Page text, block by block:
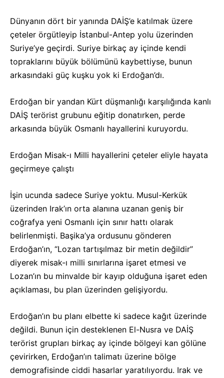
Dünyanın dört bir yanında DAİŞ’e katılmak üzere
çeteler örgütleyip İstanbul-Antep yolu üzerinden
Suriye’ye geçirdi. Suriye birkaç ay içinde kendi
topraklarını büyük bölümünü kaybettiyse, bunun
arkasındaki güç kuşku yok ki Erdoğan’dı.
Erdoğan bir yandan Kürt düşmanlığı karşılığında kanlı
DAİŞ terörist grubunu eğitip donatırken, perde
arkasında büyük Osmanlı hayallerini kuruyordu.
Erdoğan Misak-ı Milli hayallerini çeteler eliyle hayata
geçirmeye çalıştı
İşin ucunda sadece Suriye yoktu. Musul-Kerkük
üzerinden Irak’ın orta alanına uzanan geniş bir
coğrafya yeni Osmanlı için sınır hattı olarak
belirlenmişti. Başika’ya ordusunu gönderen
Erdoğan’ın, “Lozan tartışılmaz bir metin değildir”
diyerek misak-ı milli sınırlarına işaret etmesi ve
Lozan’ın bu minvalde bir kayıp olduğuna işaret eden
açıklaması, bu plan üzerinden gelişiyordu.
Erdoğan’ın bu planı elbette ki sadece kağıt üzerinde
değildi. Bunun için desteklenen El-Nusra ve DAİŞ
terörist grupları birkaç ay içinde bölgeyi kan gölüne
çevirirken, Erdoğan’ın talimatı üzerine bölge
demografisinde ciddi hasarlar yaratılıyordu. Irak ve